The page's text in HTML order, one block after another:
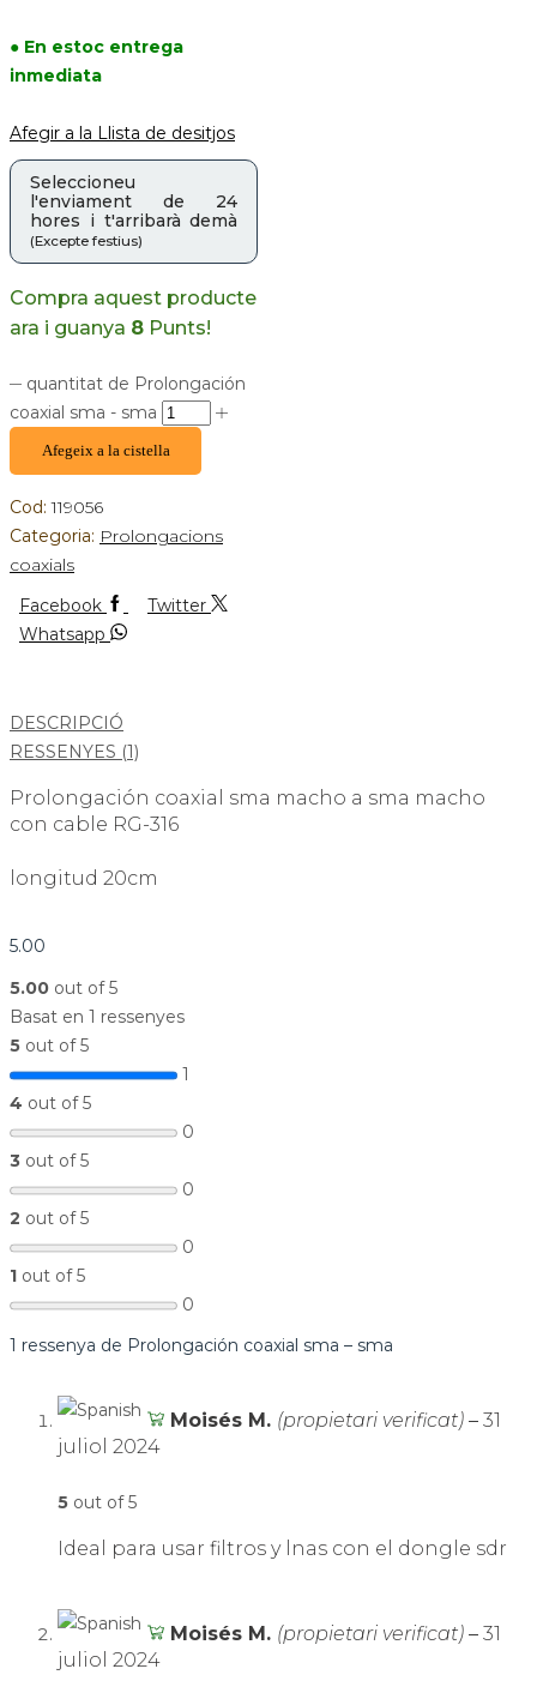
● En estoc entrega
inmediata
Afegir a la Llista de desitjos
Seleccioneu
l'enviament de 24
hores i t'arribarà demà
(Excepte festius)
Compra aquest producte
ara i guanya 8 Punts!
quantitat de Prolongación
coaxial sma - sma
Afegeix a la cistella
Cod:119056
Categoria: Prolongacions
coaxials
Facebook
Twitter
Whatsapp
DESCRIPCIÓ
RESSENYES (1)
Prolongación coaxial sma macho a sma macho
con cable RG-316
longitud 20cm
5.00
5.00 out of 5
Basat en 1 ressenyes
5 out of 5
1
4 out of 5
0
3 out of 5
0
2 out of 5
0
1 out of 5
0
1 ressenya de Prolongación coaxial sma – sma
Moisés M. (propietari verificat) – 31
juliol 2024
5 out of 5
Ideal para usar filtros y lnas con el dongle sdr
Moisés M. (propietari verificat) – 31
juliol 2024